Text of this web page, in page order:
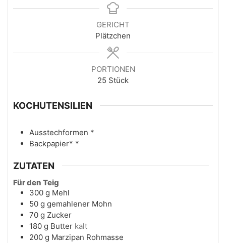
GERICHT
Plätzchen
PORTIONEN
25 Stück
KOCHUTENSILIEN
Ausstechformen *
Backpapier* *
ZUTATEN
Für den Teig
300 g Mehl
50 g gemahlener Mohn
70 g Zucker
180 g Butter kalt
200 g Marzipan Rohmasse